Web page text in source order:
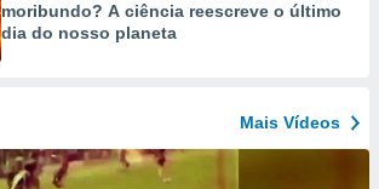
moribundo? A ciência reescreve o último
dia do nosso planeta
Mais Vídeos